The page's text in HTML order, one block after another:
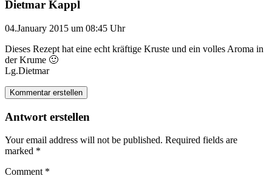
Dietmar Kappl
04.January 2015 um 08:45 Uhr
Dieses Rezept hat eine echt kräftige Kruste und ein volles Aroma in
der Krume 🙂
Lg.Dietmar
Kommentar erstellen
Antwort erstellen
Your email address will not be published. Required fields are
marked *
Comment *